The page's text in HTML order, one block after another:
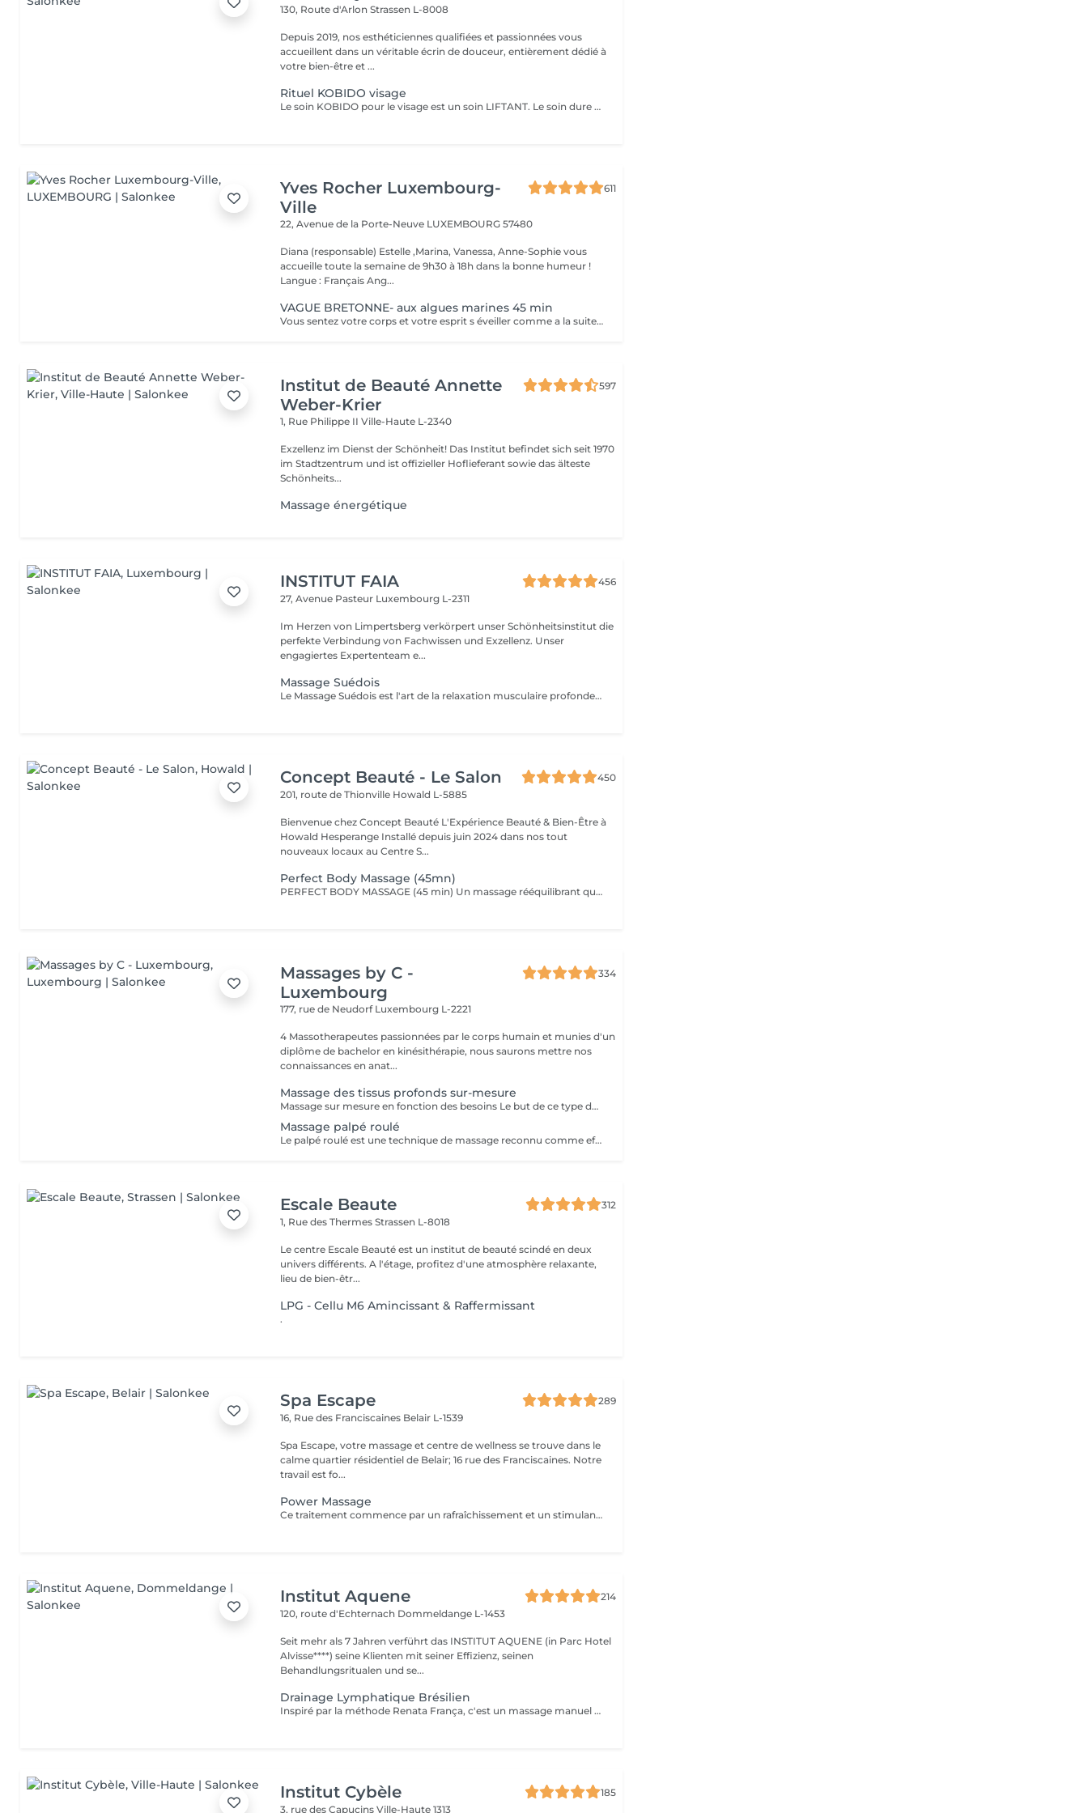
130, Route d'ArlonStrassen L-8008
Depuis 2019, nos esthéticiennes qualifiées et passionnées vous
accueillent dans un véritable écrin de douceur, entièrement dédié à
votre bien-être et ...
Rituel KOBIDO visage
Le soin KOBIDO pour le visage est un soin LIFTANT. Le soin dure 1h15, et vous permettra de lifter complètement votre visage. Il est idéal de venir démaquillé pour commencer ce rituel. La praticienne commencera par un enchaînement de serviettes chaudes, puis viendra stimuler les cellules avec un instrument le RIDOKI. Suivi d'un massage doux avec des techniques de massage spécifiques au Kobido. Puis elle effectura des points de pressions sur les méridiens, pour terminer avec un passage au ROULEAU DE JADE. Laissez-vous porter par ce rituel anti-âge d'exeption à la fois relaxant et liftant.
Yves Rocher Luxembourg-
Ville
611
22, Avenue de la Porte-Neuve LUXEMBOURG 57480
Diana (responsable) Estelle ,Marina, Vanessa, Anne-Sophie vous
accueille toute la semaine de 9h30 à 18h dans la bonne humeur !
Langue : Français Ang...
VAGUE BRETONNE- aux algues marines 45 min
Vous sentez votre corps et votre esprit s éveiller comme a la suite d un bain dans l OCEAN. Vous vous tonicité et leur confort. sentez légère et revitalisée. Vos jambes retrouvent leur tonicité et leur confort
Institut de Beauté Annette
Weber-Krier
597
1, Rue Philippe IIVille-Haute L-2340
Exzellenz im Dienst der Schönheit! Das Institut befindet sich seit 1970
im Stadtzentrum und ist offizieller Hoflieferant sowie das älteste
Schönheits...
Massage énergétique
INSTITUT FAIA
456
27, Avenue Pasteur Luxembourg L-2311
Im Herzen von Limpertsberg verkörpert unser Schönheitsinstitut die
perfekte Verbindung von Fachwissen und Exzellenz. Unser
engagiertes Expertenteam e...
Massage Suédois
Le Massage Suédois est l'art de la relaxation musculaire profonde. Nos thérapeutes experts utilisent des mouvements fluides et des pressions modulables pour détendre les muscles et réduire les tensions. Idéal pour soulager le stress, améliorer la circulation et retrouver une mobilité optimale. Offrez à votre corps le traitement qu'il mérite et ressentez la différence dès la première séance.
Concept Beauté - Le Salon
450
201, route de Thionville Howald L-5885
Bienvenue chez Concept Beauté L'Expérience Beauté & Bien-Être à
Howald Hesperange Installé depuis juin 2024 dans nos tout
nouveaux locaux au Centre S...
Perfect Body Massage (45mn)
PERFECT BODY MASSAGE (45 min) Un massage rééquilibrant qui allie des techniques relaxantes et tonifiantes pour une détente profonde du corps et de l'esprit. Ce soin sur-mesure, adapté à vos besoins, favorise la détente musculaire tout en stimulant la circulation pour une sensation de légèreté et de bien-être absolu. Les textures soyeuses et les actifs botaniques Comfort Zone, formulés sans silicones ni parabènes, enveloppent votre peau de douceur et hydratent intensément.
Massages by C -
Luxembourg
334
177, rue de Neudorf Luxembourg L-2221
4 Massotherapeutes passionnées par le corps humain et munies d'un
diplôme de bachelor en kinésithérapie, nous saurons mettre nos
connaissances en anat...
Massage des tissus profonds sur-mesure
Massage sur mesure en fonction des besoins Le but de ce type de massage sera de travailler plus en profondeur sur les zones de tensions et de douleur, le rythme est modéré et la pression élevée (mais toujours adaptée en fonction de votre ressenti)
Massage palpé roulé
Le palpé roulé est une technique de massage reconnu comme efficace contre la cellulite, à réaliser régulièrement pour de meilleurs résultats
Escale Beaute
312
1, Rue des ThermesStrassen L-8018
Le centre Escale Beauté est un institut de beauté scindé en deux
univers différents. A l'étage, profitez d'une atmosphère relaxante,
lieu de bien-êtr...
LPG - Cellu M6 Amincissant & Raffermissant
.
Spa Escape
289
16, Rue des Franciscaines Belair L-1539
Spa Escape, votre massage et centre de wellness se trouve dans le
calme quartier résidentiel de Belair; 16 rue des Franciscaines. Notre
travail est fo...
Power Massage
Ce traitement commence par un rafraîchissement et un stimulant des pieds aux huiles essentielles. Un massage profond de tout le corps pour soulager les tensions accumulées dans les muscles du dos, des épaules, du cou et de la tête. Un paquet de boue dégageant de la chaleur et absorbant les tensions est appliqué sur les zones de fatigue et de douleur musculaire pour soulager les tensions et faciliter la récupération musculaire.
Institut Aquene
214
120, route d'Echternach Dommeldange L-1453
Seit mehr als 7 Jahren verführt das INSTITUT AQUENE (in Parc Hotel
Alvisse****) seine Klienten mit seiner Effizienz, seinen
Behandlungsritualen und se...
Drainage Lymphatique Brésilien
Inspiré par la méthode Renata França, c'est un massage manuel destiné a stimuler la circulation lymphatique et à détoxifier l'organisme. Par des manuvres manuelles variant la pression en suivant le sens de la circulation lymphatique l'organisme est nettoyé et son système immunitaire renforcé. La lymphe draine les liquides excédentaires, les toxines et les débris cellulaires pour un résultat immédiat ! Peut être fait avant une séance de madérothérapie pour encore plus de bien fait !!
Institut Cybèle
185
3, rue des CapucinsVille-Haute 1313